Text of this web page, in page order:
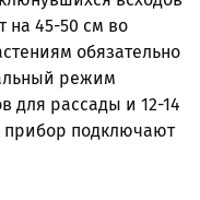
на 45-50 см во
обязательно
режим
для рассады и 12-14
прибор подключают